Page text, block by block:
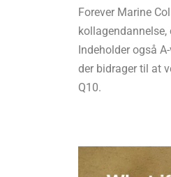
Forever Marine
Indeholder også
der bidrager til at
Q10.